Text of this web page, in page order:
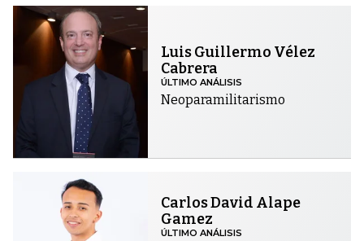
Luis Guillermo Vélez
Cabrera
ÚLTIMO ANÁLISIS
Neoparamilitarismo
Carlos David Alape
Gamez
ÚLTIMO ANÁLISIS